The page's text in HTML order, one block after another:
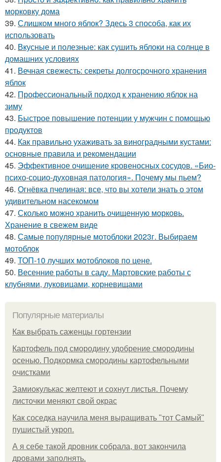
морковку дома
39. Слишком много яблок? Здесь 3 способа, как их
использовать
40. Вкусные и полезные: как сушить яблоки на солнце в
домашних условиях
41. Вечная свежесть: секреты долгосрочного хранения
яблок
42. Профессиональный подход к хранению яблок на
зиму
43. Быстрое повышение потенции у мужчин с помощью
продуктов
44. Как правильно ухаживать за виноградными кустами:
основные правила и рекомендации
45. Эффективное очищение кровеносных сосудов. «Био-
психо-социо-духовная патология». Почему мы пьем?
46. Огнёвка пчелиная: все, что вы хотели знать о этом
удивительном насекомом
47. Сколько можно хранить очищенную морковь.
Хранение в свежем виде
48. Самые популярные мотоблоки 2023г. Выбираем
мотоблок
49. ТОП-10 лучших мотоблоков по цене.
50. Весенние работы в саду. Мартовские работы с
клубнями, луковицами, корневищами
Популярные материалы
Как выбрать саженцы гортензии
Картофель под смородину удобрение смородины
осенью. Подкормка смородины картофельными
очистками
Замиокулькас желтеют и сохнут листья. Почему
листочки меняют свой окрас
Как соседка научила меня выращивать "тот Самый"
пушистый укроп.
А я себе такой дровник собрала, вот закончила
дровами заполнять.